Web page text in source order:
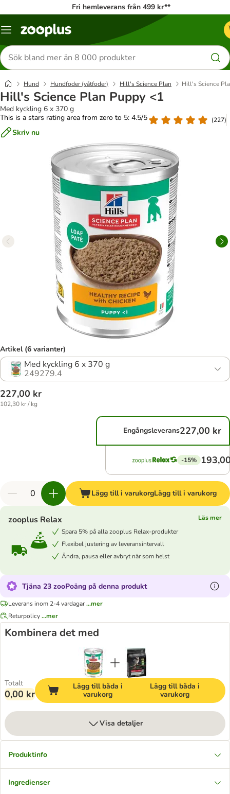
Fri hemleverans från 499 kr**
Katalogmeny
Sök
efter
produkter
Hund Hundfoder (våtfoder) Hill's Science Plan Hill's Science
Hill's Science Plan Puppy <1
Med kyckling 6 x 370 g
This is a stars rating area from zero to 5: 4.5/5
(227)
Skriv nu
Artikel (6 varianter)
Med kyckling 6 x 370 g
249279.4
227,00 kr
102,30 kr / kg
Engångsleverans227,00 kr
-15%
Lägg till i varukorgLägg till i varukorg
zooplus Relax
Läs mer
Spara 5% på alla zooplus Relax-produkter
Flexibel justering av leveransintervall
Ändra, pausa eller avbryt när som helst
Tjäna 23 zooPoäng på denna produkt
Leverans inom 2-4 vardagar...mer
Returpolicy...mer
Kombinera det med
Totalt
0,00 kr
Lägg till båda i
varukorg
Lägg till båda i
varukorg
Visa detaljer
Produktinfo
Ingredienser